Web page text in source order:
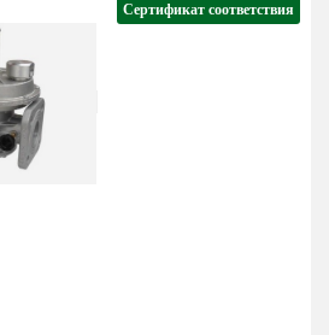
Сертификат соответствия